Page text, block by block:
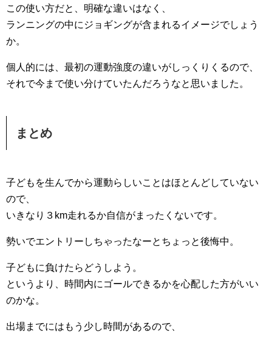
この使い方だと、明確な違いはなく、
ランニングの中にジョギングが含まれるイメージでしょう
か。
個人的には、最初の運動強度の違いがしっくりくるので、
それで今まで使い分けていたんだろうなと思いました。
まとめ
子どもを生んでから運動らしいことはほとんどしていない
ので、
いきなり３km走れるか自信がまったくないです。
勢いでエントリーしちゃったなーとちょっと後悔中。
子どもに負けたらどうしよう。
というより、時間内にゴールできるかを心配した方がいい
のかな。
出場までにはもう少し時間があるので、